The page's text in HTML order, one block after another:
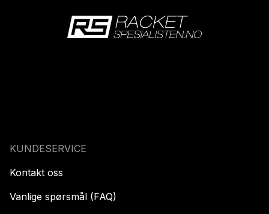
KUNDESERVICE
Kontakt oss
Vanlige spørsmål (FAQ)